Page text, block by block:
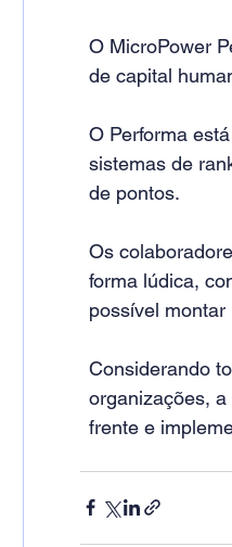
O MicroPower
de capital
O Performa
sistemas de
de pontos.
Os
forma lúdica,
possível
Considerando
organizações,
frente e